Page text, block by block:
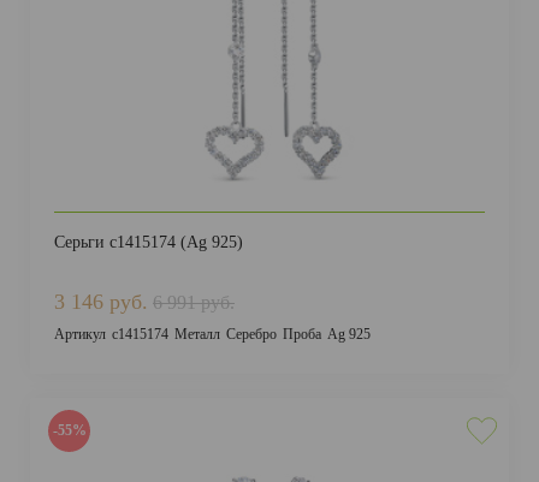
Серьги с1415174 (Ag 925)
3 146 руб. 6 991 руб.
Артикул с1415174 Металл Серебро Проба Ag 925
-55%